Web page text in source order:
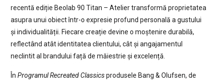
recentă ediție Beolab 90 Titan – Atelier transformă proprietatea
asupra unui obiect într-o expresie profund personală a gustului
și individualității. Fiecare creație devine o moștenire durabilă,
reflectând atât identitatea clientului, cât și angajamentul
neclintit al brandului față de măiestrie și excelență.
În Programul Recreated Classicsprodusele Bang & Olufsen, de